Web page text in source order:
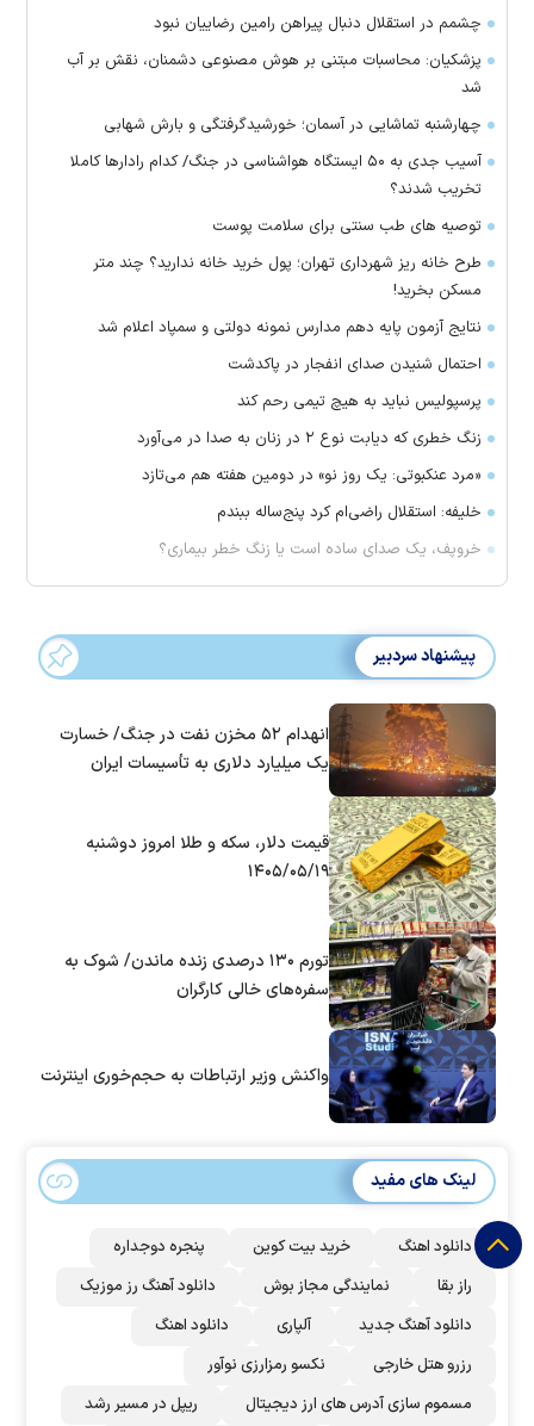
چشمم در استقلال دنبال پیراهن رامین رضاییان نبود
پزشکیان: محاسبات مبتنی بر هوش مصنوعی دشمنان، نقش بر آب
شد
چهارشنبه تماشایی در آسمان؛ خورشیدگرفتگی و بارش شهابی
آسیب جدی به ۵۰ ایستگاه هواشناسی در جنگ/ کدام رادار‌ها کاملا
تخریب شدند؟
توصیه های طب سنتی برای سلامت پوست
طرح خانه ریز شهرداری تهران؛ پول خرید خانه ندارید؟ چند متر
مسکن بخرید!
نتایج آزمون پایه دهم مدارس نمونه دولتی و سمپاد اعلام شد
احتمال شنیدن صدای انفجار در پاکدشت
پرسپولیس نباید به هیچ تیمی رحم کند
زنگ خطری که دیابت نوع ۲ در زنان به صدا در می‌آورد
«مرد عنکبوتی: یک روز نو» در دومین هفته هم می‌تازد
خلیفه: استقلال راضی‌ام کرد پنج‌ساله ببندم
خروپف، یک صدای ساده است یا زنگ خطر بیماری؟
پیشنهاد سردبیر
انهدام ۵۲ مخزن نفت در جنگ/ خسارت
یک میلیارد دلاری به تأسیسات ایران
قیمت دلار، سکه و طلا امروز دوشنبه
۱۴۰۵/۰۵/۱۹
تورم ۱۳۰ درصدی زنده ماندن/ شوک به
سفره‌های خالی کارگران
واکنش وزیر ارتباطات به حجم‌خوری اینترنت
لینک های مفید
دانلود اهنگ خرید بیت کوین
پنجره دوجداره
راز بقا
نمایندگی مجاز بوش
دانلود آهنگ رز‌ موزیک
دانلود آهنگ جدید
آلپاری
دانلود اهنگ
رزرو هتل خارجی
نکسو رمزارزی نوآور
مسموم سازی آدرس های ارز دیجیتال
ریپل در مسیر رشد